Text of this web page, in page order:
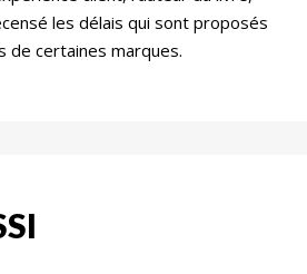
les délais qui sont proposés
de certaines marques.